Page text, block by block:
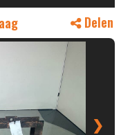
Delen
❯